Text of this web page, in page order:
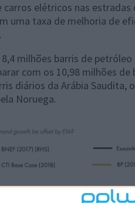
elétricos nas
uma taxa de melhoria de
milhões barris de
com os 10,98 milhões de
diários da Arábia Saudita,
Noruega.